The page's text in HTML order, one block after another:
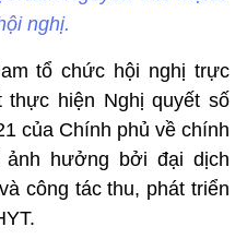
nghị.
tổ chức hội nghị trực
thực hiện Nghị quyết số
của Chính phủ về chính
hưởng bởi đại dịch
công tác thu, phát triển